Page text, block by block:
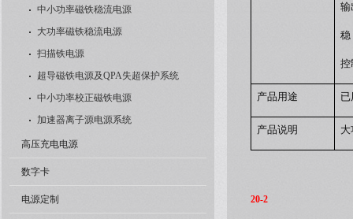
中小功率磁铁稳流电源
大功率磁铁稳流电源
扫描铁电源
超导磁铁电源及QPA失超保护系统
中小功率校正磁铁电源
加速器离子源电源系统
高压充电电源
数字卡
电源定制
输
稳
控
产品用途
产品说明
20-2